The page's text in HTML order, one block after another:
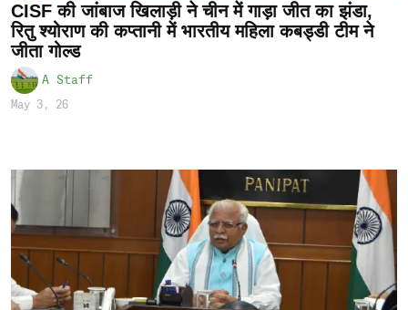
CISF की जांबाज खिलाड़ी ने चीन में गाड़ा जीत का झंडा,
रितु श्योराण की कप्तानी में भारतीय महिला कबड्डी टीम ने
जीता गोल्ड
A Staff
May 3, 26